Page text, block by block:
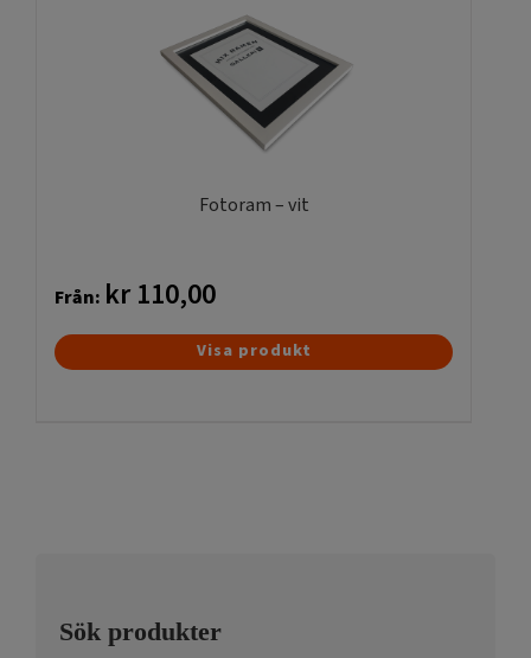
De
olika
alternativen
kan
väljas
Fotoram – vit
Från: kr110,00
Den
här
Visa produkt
Sök produkter